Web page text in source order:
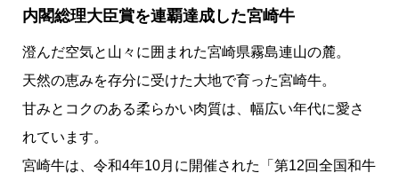
内閣総理大臣賞を連覇達成した宮崎牛
澄んだ空気と山々に囲まれた宮崎県霧島連山の麓。
天然の恵みを存分に受けた大地で育った宮崎牛。
甘みとコクのある柔らかい肉質は、幅広い年代に愛さ
れています。
宮崎牛は、令和4年10月に開催された「第12回全国和牛